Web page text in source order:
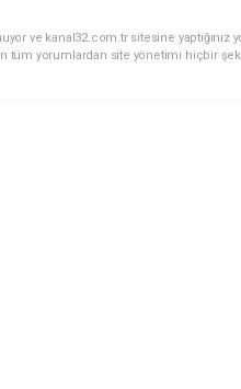
ve kanal32.com.tr sitesine
tüm yorumlardan site yönetimi hiçbir